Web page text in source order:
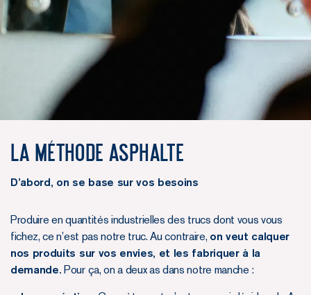
La méthode Asphalte
D’abord, on se base sur vos besoins
Produire en quantités industrielles des trucs dont vous vous
fichez, ce n’est pas notre truc. Au contraire, on veut calquer
nos produits sur vos envies, et les fabriquer à la
demande. Pour ça, on a deux as dans notre manche :